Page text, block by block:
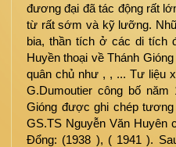
đương đại đã tác động rất
từ rất sớm và kỹ lưỡng.
bia, thần tích ở các di tích
Huyền thoại về Thánh
quân chủ như , , ... Tư liệu
G.Dumoutier công bố
Gióng được ghi chép
GS.TS Nguyễn Văn Huyên
Đổng: (1938 ), ( 1941 ).